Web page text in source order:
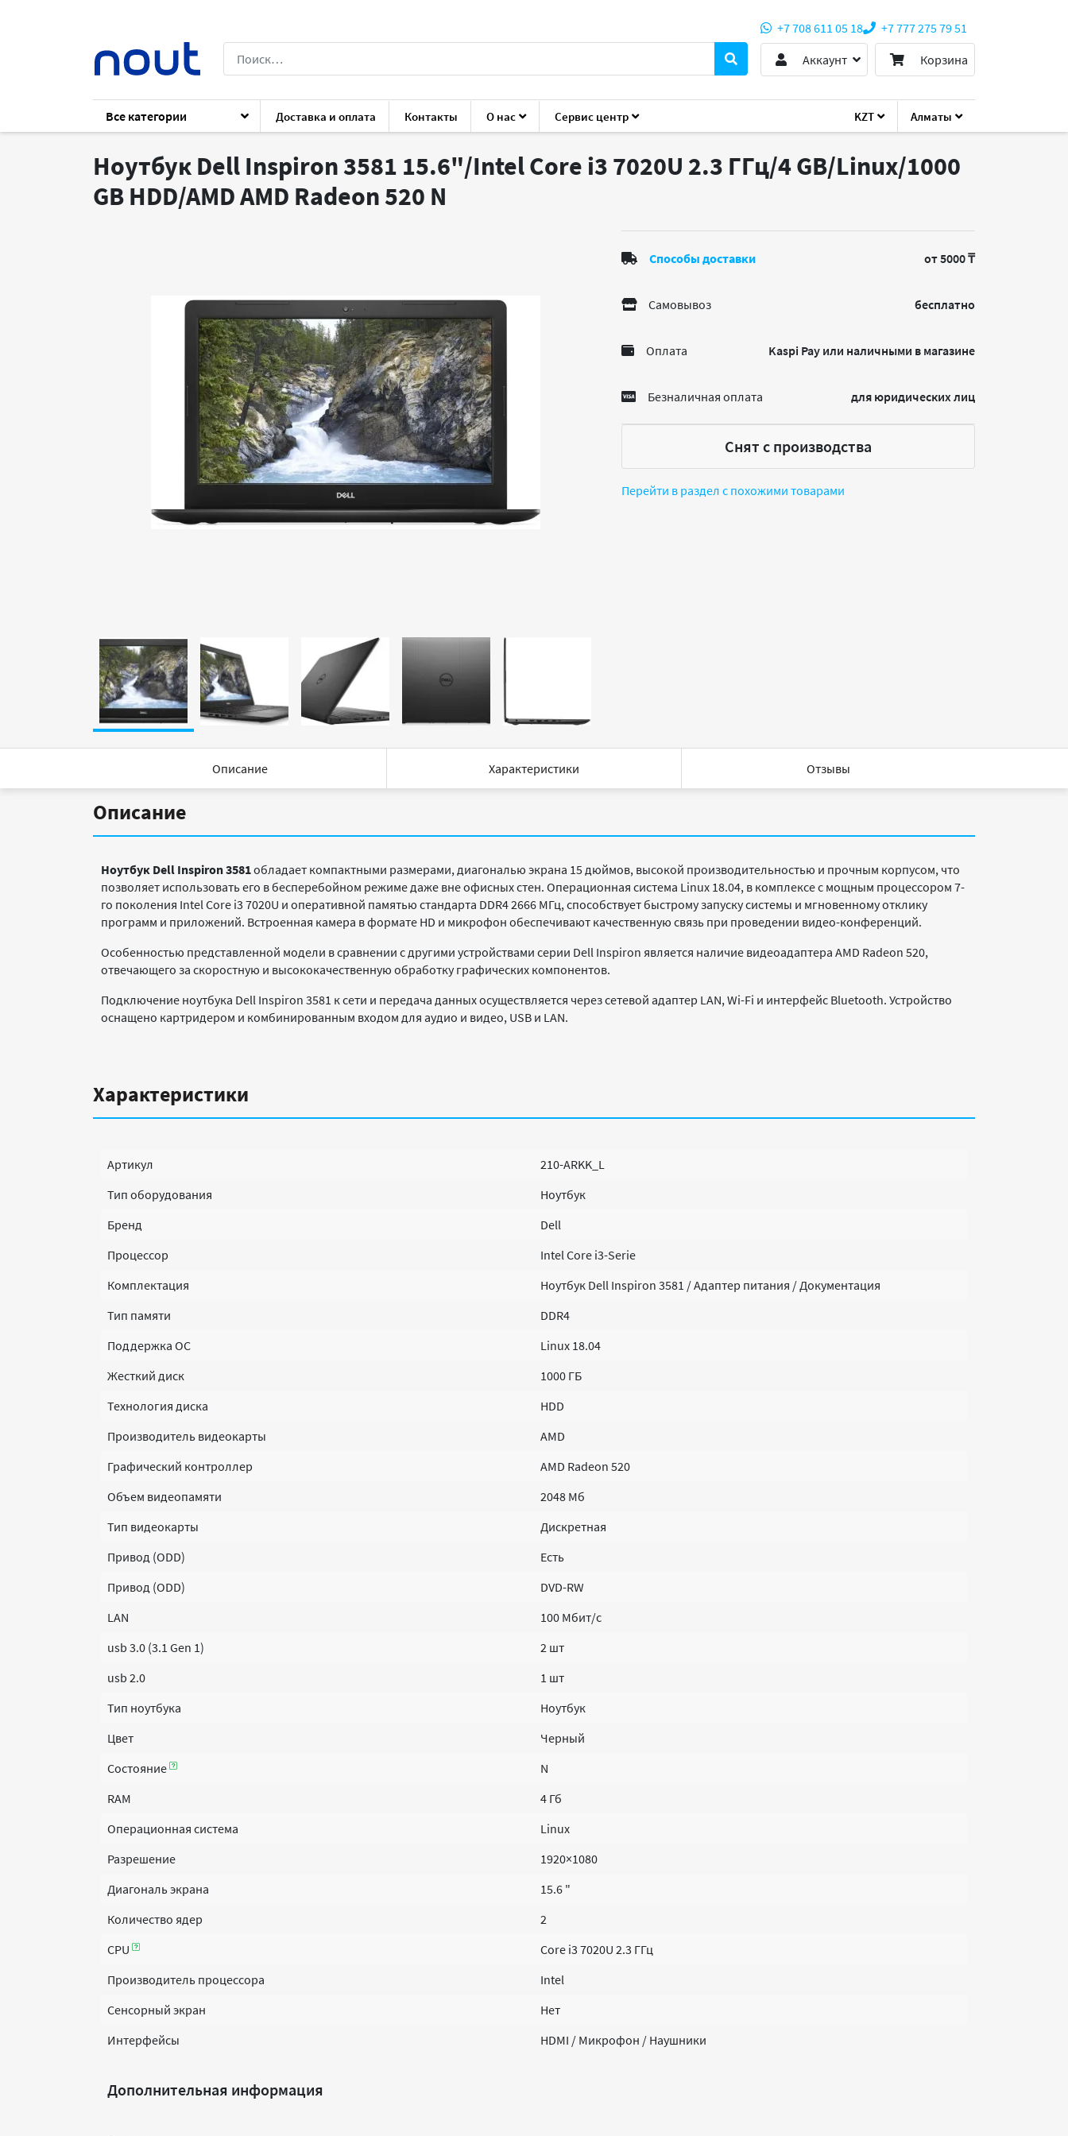
KZT Алматы
+7 708 611 05 18
+7 777 275 79 51
Аккаунт
Корзина
Все категории Доставка и оплата Контакты О нас Сервис центр
Каталог Ноутбуки Dell Inspiron 3581
Ноутбук Dell Inspiron 3581 15.6"/Intel Core i3 7020U 2.3 ГГц/4 GB/Linux/1000
GB HDD/AMD AMD Radeon 520 N
Способы доставки от 5000 ₸
Самовывоз бесплатно
Оплата Kaspi Pay или наличными в магазине
Безналичная оплата для юридических лиц
Снят с производства
Перейти в раздел с похожими товарами
Описание Характеристики Отзывы
Описание
Ноутбук Dell Inspiron 3581обладает компактными размерами, диагональю экрана 15 дюймов, высокой производительностью и прочным корпусом, что
позволяет использовать его в бесперебойном режиме даже вне офисных стен. Операционная система Linux 18.04, в комплексе с мощным процессором 7-
го поколения Intel Core i3 7020U и оперативной памятью стандарта DDR4 2666 МГц, способствует быстрому запуску системы и мгновенному отклику
программ и приложений. Встроенная камера в формате HD и микрофон обеспечивают качественную связь при проведении видео-конференций.
Особенностью представленной модели в сравнении с другими устройствами серии Dell Inspiron является наличие видеоадаптера AMD Radeon 520,
отвечающего за скоростную и высококачественную обработку графических компонентов.
Подключение ноутбука Dell Inspiron 3581 к сети и передача данных осуществляется через сетевой адаптер LAN, Wi-Fi и интерфейс Bluetooth. Устройство
оснащено картридером и комбинированным входом для аудио и видео, USB и LAN.
Характеристики
Артикул
210-ARKK_L
Тип оборудования
Ноутбук
Бренд
Dell
Процессор
Intel Core i3-Serie
Комплектация
Ноутбук Dell Inspiron 3581 / Адаптер питания / Документация
Тип памяти
DDR4
Поддержка ОС
Linux 18.04
Жесткий диск
1000 ГБ
Технология диска
HDD
Производитель видеокарты
AMD
Графический контроллер
AMD Radeon 520
Объем видеопамяти
2048 Мб
Тип видеокарты
Дискретная
Привод (ODD)
Есть
Привод (ODD)
DVD-RW
LAN
100 Мбит/с
usb 3.0 (3.1 Gen 1)
2 шт
usb 2.0
1 шт
Тип ноутбука
Ноутбук
Цвет
Черный
Состояние
N
RAM
4 Гб
Операционная система
Linux
Разрешение
1920×1080
Диагональ экрана
15.6 "
Количество ядер
2
CPU
Core i3 7020U 2.3 ГГц
Производитель процессора
Intel
Сенсорный экран
Нет
Интерфейсы
HDMI / Микрофон / Наушники
Дополнительная информация